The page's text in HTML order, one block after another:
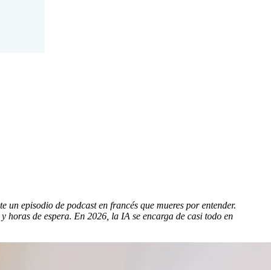
episodio de podcast en francés que mueres por entender.
de espera. En 2026, la IA se encarga de casi todo en